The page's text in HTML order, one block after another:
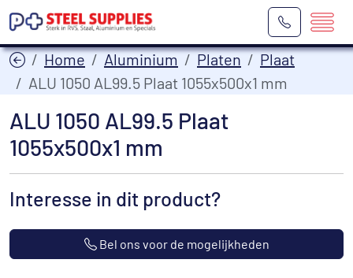
Home Aluminium Platen
Plaat
ALU 1050 AL99.5 Plaat 1055x500x1 mm
ALU 1050 AL99.5 Plaat
1055x500x1 mm
Interesse in dit product?
Bel ons voor de mogelijkheden